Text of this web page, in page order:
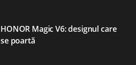
HONOR Magic V6: designul care
se poartă